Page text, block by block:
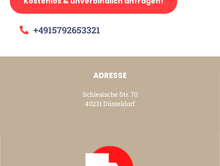
+4915792653321
ADRESSE
Schlesische Str. 70
40231 Düsseldorf